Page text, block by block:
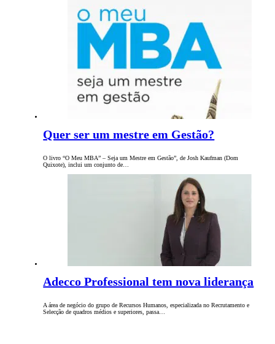
Quer ser um mestre em Gestão?
O livro “O Meu MBA” – Seja um Mestre em Gestão”, de Josh Kaufman (Dom
Quixote), inclui um conjunto de…
Adecco Professional tem nova liderança
A área de negócio do grupo de Recursos Humanos, especializada no Recrutamento e
Selecção de quadros médios e superiores, passa…